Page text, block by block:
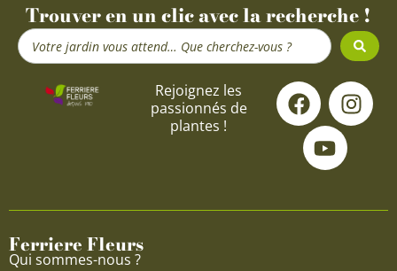
Trouver en un clic avec la recherche !
Search
...
Rejoignez les
passionnés de
plantes !
F
a
c
e
o
I
n
s
g
Y
o
u
t
u
b
Ferriere Fleurs
Qui sommes-nous ?